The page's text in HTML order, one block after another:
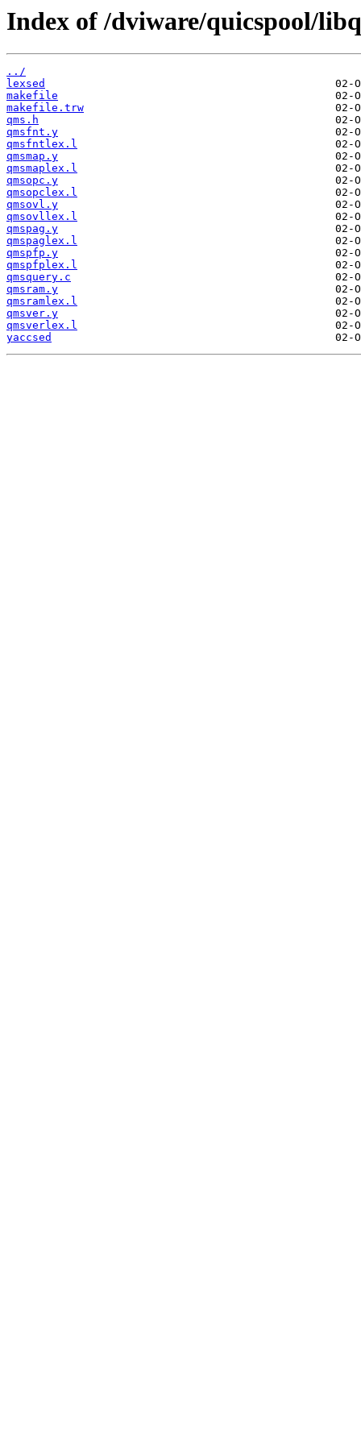
Index of /dviware/quicspool/
../
lexsed
makefile
makefile.trw
qms.h
qmsfnt.y
qmsfntlex.l
qmsmap.y
qmsmaplex.l
qmsopc.y
qmsopclex.l
qmsovl.y
qmsovllex.l
qmspag.y
qmspaglex.l
qmspfp.y
qmspfplex.l
qmsquery.c
qmsram.y
qmsramlex.l
qmsver.y
qmsverlex.l
yaccsed